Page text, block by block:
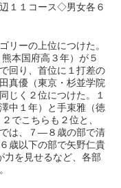
１１コース◇男女各６
リーの上位につけた。
本国府高３年）が５
回り、首位に１打差の
真優（東京・杉並学院
じく２位につけた。１
中１年）と手束雅（徳
でこちらも２位と、
は、７―８歳の部で清
歳以下の部で矢野仁貴
力を見せるなど、各部